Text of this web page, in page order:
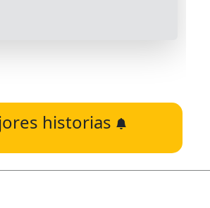
historias